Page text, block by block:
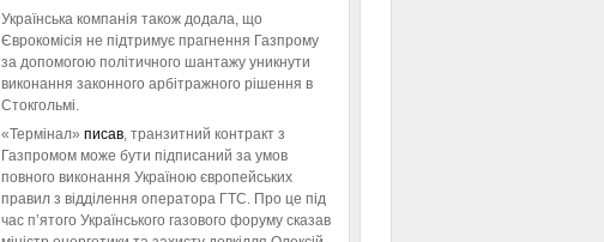
Українська компанія також додала, що
Єврокомісія не підтримує прагнення Газпрому
за допомогою політичного шантажу уникнути
виконання законного арбітражного рішення в
Стокгольмі.
«Термінал» писав, транзитний контракт з
Газпромом може бути підписаний за умов
повного виконання Україною європейських
правил з відділення оператора ГТС. Про це під
час п’ятого Українського газового форуму сказав